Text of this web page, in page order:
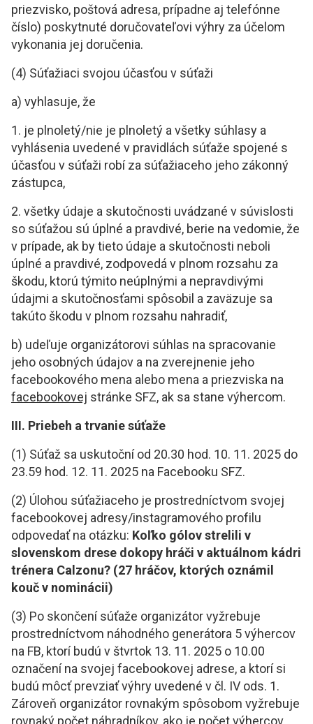
priezvisko, poštová adresa, prípadne aj telefónne
číslo) poskytnuté doručovateľovi výhry za účelom
vykonania jej doručenia.
(4) Súťažiaci svojou účasťou v súťaži
a) vyhlasuje, že
1. je plnoletý/nie je plnoletý a všetky súhlasy a
vyhlásenia uvedené v pravidlách súťaže spojené s
účasťou v súťaži robí za súťažiaceho jeho zákonný
zástupca,
2. všetky údaje a skutočnosti uvádzané v súvislosti
so súťažou sú úplné a pravdivé, berie na vedomie, že
v prípade, ak by tieto údaje a skutočnosti neboli
úplné a pravdivé, zodpovedá v plnom rozsahu za
škodu, ktorú týmito neúplnými a nepravdivými
údajmi a skutočnosťami spôsobil a zaväzuje sa
takúto škodu v plnom rozsahu nahradiť,
b) udeľuje organizátorovi súhlas na spracovanie
jeho osobných údajov a na zverejnenie jeho
facebookového mena alebo mena a priezviska na
facebookovej stránke SFZ, ak sa stane výhercom.
III. Priebeh a trvanie súťaže
(1) Súťaž sa uskutoční od 20.30 hod. 10. 11. 2025 do
23.59 hod. 12. 11. 2025 na Facebooku SFZ.
(2) Úlohou súťažiaceho je prostredníctvom svojej
facebookovej adresy/instagramového profilu
odpovedať na otázku: Koľko gólov strelili v
slovenskom drese dokopy hráči v aktuálnom kádri
trénera Calzonu? (27 hráčov, ktorých oznámil
kouč v nominácii)
(3) Po skončení súťaže organizátor vyžrebuje
prostredníctvom náhodného generátora 5 výhercov
na FB, ktorí budú v štvrtok 13. 11. 2025 o 10.00
označení na svojej facebookovej adrese, a ktorí si
budú môcť prevziať výhry uvedené v čl. IV ods. 1.
Zároveň organizátor rovnakým spôsobom vyžrebuje
rovnaký počet náhradníkov, ako je počet výhercov,